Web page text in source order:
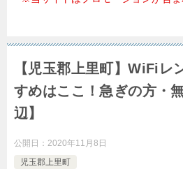
【児玉郡上里町】WiFiレ
すめはここ！急ぎの方・
辺】
公開日： 2020年11月8日
児玉郡上里町